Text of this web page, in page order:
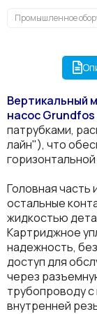
Промышленное
Вертикальный
насос Grundfos
патрубками,
лайн"), что
Головная часть
остальные
жидкостью
Картриджное
надежность,
доступ для
через
трубопроводу
внутренней